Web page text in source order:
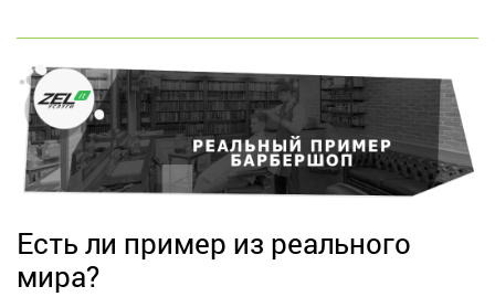
Есть ли пример из реального
мира?